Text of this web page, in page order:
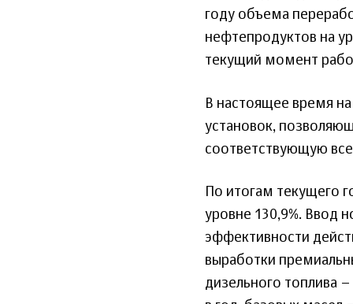
году объема
нефтепродуктов на
текущий момент
В настоящее время
установок,
соответствующую
По итогам текущего
уровне 130,9%. Ввод
эффективности
выработки
дизельного топлива